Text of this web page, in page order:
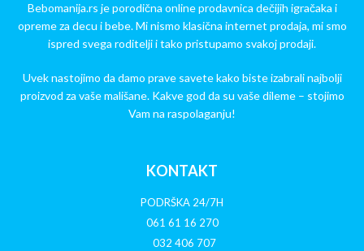
Bebomanija.rs je porodična online prodavnica dečijih igračaka i
opreme za decu i bebe. Mi nismo klasična internet prodaja, mi smo
ispred svega roditelji i tako pristupamo svakoj prodaji.
Uvek nastojimo da damo prave savete kako biste izabrali najbolji
proizvod za vaše mališane. Kakve god da su vaše dileme – stojimo
Vam na raspolaganju!
KONTAKT
PODRŠKA 24/7H
061 61 16 270
032 406 707